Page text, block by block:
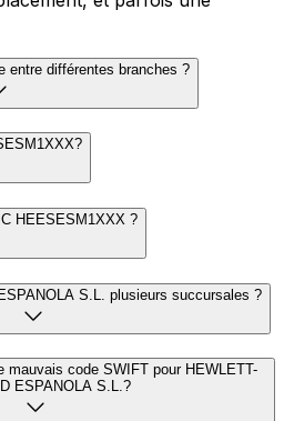
entre différentes branches ?
HEESESM1XXX ?
S.L. plusieurs succursales ?
mauvais code SWIFT pour HEWLETT-
ESPANOLA S.L.?